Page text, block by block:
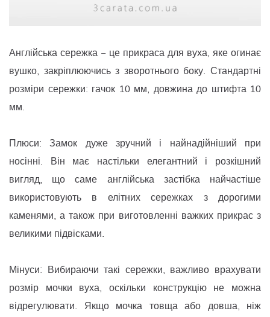
Англійська сережка − це прикраса для вуха, яке огинає
вушко, закріплюючись з зворотнього боку. Стандартні
розміри сережки: гачок 10 мм, довжина до штифта 10
мм.
Плюси: Замок дуже зручний і найнадійніший при
носінні. Він має настільки елегантний і розкішний
вигляд, що саме англійська застібка найчастіше
використовують в елітних сережках з дорогими
каменями, а також при виготовленні важких прикрас з
великими підвісками.
Мінуси: Вибираючи такі сережки, важливо врахувати
розмір мочки вуха, оскільки конструкцію не можна
відрегулювати. Якщо мочка товща або довша, ніж